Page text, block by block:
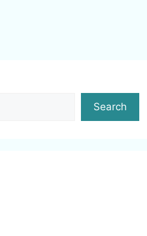
Search